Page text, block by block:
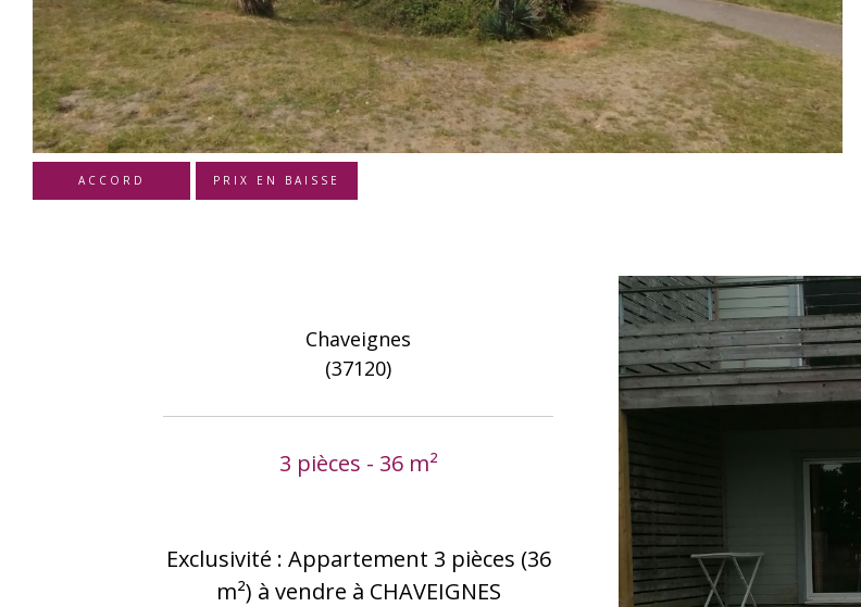
ACCORD PRIX EN BAISSE
Chaveignes
(37120)
3 pièces - 36 m²
Exclusivité : Appartement 3 pièces (36
m²) à vendre à CHAVEIGNES